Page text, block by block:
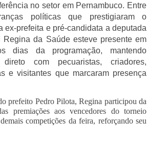
no setor em Pernambuco. Entre
políticas que prestigiaram o
ex-prefeita e pré-candidata a deputada
Regina da Saúde esteve presente em
dias da programação, mantendo
direto com pecuaristas, criadores,
e visitantes que marcaram presença
prefeito Pedro Pilota, Regina participou da
premiações aos vencedores do torneio
competições da feira, reforçando seu